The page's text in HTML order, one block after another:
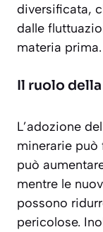
diversificata,
dalle
materia prima.
Il ruolo
L’adozione
minerarie può
può
mentre le
possono
pericolose.